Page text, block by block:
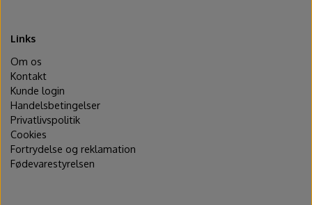
Links
Om os
Kontakt
Kunde login
Handelsbetingelser
Privatlivspolitik
Cookies
Fortrydelse og reklamation
Fødevarestyrelsen